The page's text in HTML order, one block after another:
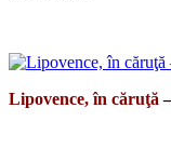
Lipovence, în căruţă